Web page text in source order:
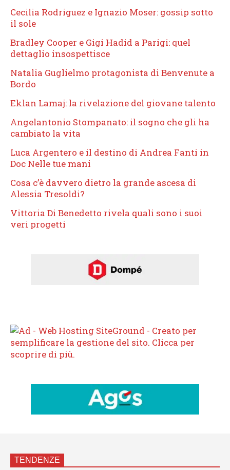
Cecilia Rodriguez e Ignazio Moser: gossip sotto
il sole
Bradley Cooper e Gigi Hadid a Parigi: quel
dettaglio insospettisce
Natalia Guglielmo protagonista di Benvenute a
Bordo
Eklan Lamaj: la rivelazione del giovane talento
Angelantonio Stompanato: il sogno che gli ha
cambiato la vita
Luca Argentero e il destino di Andrea Fanti in
Doc Nelle tue mani
Cosa c’è davvero dietro la grande ascesa di
Alessia Tresoldi?
Vittoria Di Benedetto rivela quali sono i suoi
veri progetti
TENDENZE